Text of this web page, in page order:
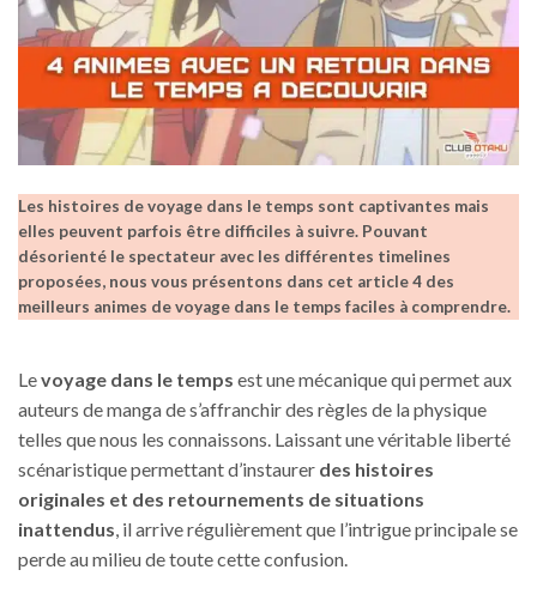
Les histoires de voyage dans le temps sont captivantes mais
elles peuvent parfois être difficiles à suivre. Pouvant
désorienté le spectateur avec les différentes timelines
proposées, nous vous présentons dans cet article 4 des
meilleurs animes de voyage dans le temps faciles à comprendre.
Levoyage dans le temps est une mécanique qui permet aux
auteurs de manga de s’affranchir des règles de la physique
telles que nous les connaissons. Laissant une véritable liberté
scénaristique permettant d’instaurer des histoires
originales et des retournements de situations
inattendus, il arrive régulièrement que l’intrigue principale se
perde au milieu de toute cette confusion.